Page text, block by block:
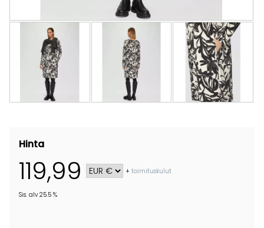
Hinta
119,99 +toimituskulut
Sis. alv 25.5 %